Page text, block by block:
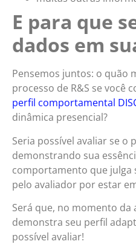
E para que
dados em
Pensemos juntos: o quão
processo de R&S se você
perfil comportamental
dinâmica presencial?
Seria possível avaliar se o
demonstrando sua
comportamento que julga
pelo avaliador por estar
Será que, no momento
demonstra seu perfil
possível avaliar!